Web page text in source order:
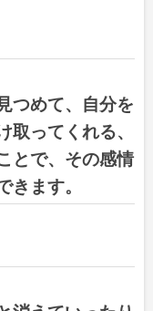
つめて、自分を
ってくれる、
とで、その感情
ます。